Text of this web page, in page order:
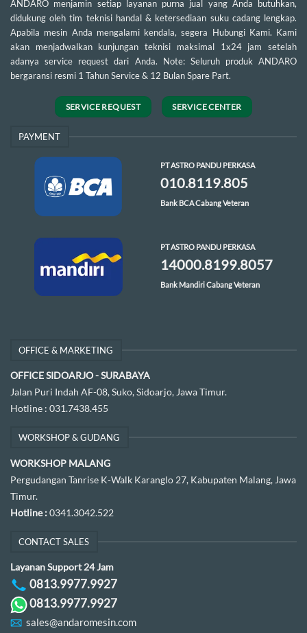
ANDARO menjamin setiap layanan purna jual yang Anda butuhkan,
didukung oleh tim teknisi handal & ketersediaan suku cadang lengkap.
Apabila mesin Anda mengalami kendala, segera Hubungi Kami. Kami
akan menjadwalkan kunjungan teknisi maksimal 1x24 jam setelah
adanya service request dari Anda. Note: Seluruh produk ANDARO
bergaransi resmi 1 Tahun Service & 12 Bulan Spare Part.
SERVICE REQUEST SERVICE CENTER
PAYMENT
PT ASTRO PANDU PERKASA
010.8119.805
Bank BCA Cabang Veteran
PT ASTRO PANDU PERKASA
14000.8199.8057
Bank Mandiri Cabang Veteran
OFFICE & MARKETING
OFFICE SIDOARJO - SURABAYA
Jalan Puri Indah AF-08, Suko, Sidoarjo, Jawa Timur.
Hotline : 031.7438.455
WORKSHOP & GUDANG
WORKSHOP MALANG
Pergudangan Tanrise K-Walk Karanglo 27, Kabupaten Malang, Jawa
Timur.
Hotline :0341.3042.522
CONTACT SALES
Layanan Support 24 Jam
0813.9977.9927
0813.9977.9927
sales@andaromesin.com